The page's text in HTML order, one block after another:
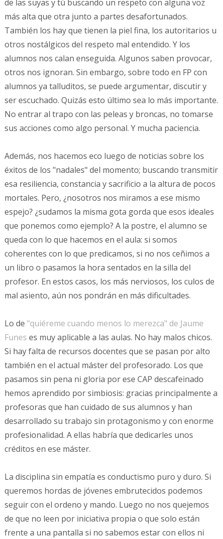
de las suyas y tú buscando un respeto con alguna voz
más alta que otra junto a partes desafortunados.
También los hay que tienen la piel fina, los autoritarios u
otros nostálgicos del respeto mal entendido. Y los
alumnos nos calan enseguida. Algunos saben provocar,
otros nos ignoran. Sin embargo, sobre todo en FP con
alumnos ya talluditos, se puede argumentar, discutir y
ser escuchado. Quizás esto último sea lo más importante.
No entrar al trapo con las peleas y broncas, no tomarse
sus acciones como algo personal. Y mucha paciencia.
Además, nos hacemos eco luego de noticias sobre los
éxitos de los "nadales" del momento; buscando transmitir
esa resiliencia, constancia y sacrificio a la altura de pocos
mortales. Pero, ¿nosotros nos miramos a ese mismo
espejo? ¿sudamos la misma gota gorda que esos ideales
que ponemos como ejemplo? A la postre, el alumno se
queda con lo que hacemos en el aula: si somos
coherentes con lo que predicamos, si no nos ceñimos a
un libro o pasamos la hora sentados en la silla del
profesor. En estos casos, los más nerviosos, los culos de
mal asiento, aún nos pondrán en más dificultades.
Lo de "quiéreme cuando menos lo merezca" de Jaume
Funes es muy aplicable a las aulas. No hay malos chicos.
Si hay falta de recursos docentes que se pasan por alto
también en el actual máster del profesorado. Los que
pasamos sin pena ni gloria por ese CAP descafeinado
hemos aprendido por simbiosis: gracias principalmente a
profesoras que han cuidado de sus alumnos y han
desarrollado su trabajo sin protagonismo y con enorme
profesionalidad. A ellas habría que dedicarles unos
créditos en ese máster.
La disciplina sin empatía es conductismo puro y duro. Si
queremos hordas de jóvenes embrutecidos podemos
seguir con el ordeno y mando. Luego no nos quejemos
de que no leen por iniciativa propia o que solo están
frente a una pantalla si no sabemos estar con ellos ni